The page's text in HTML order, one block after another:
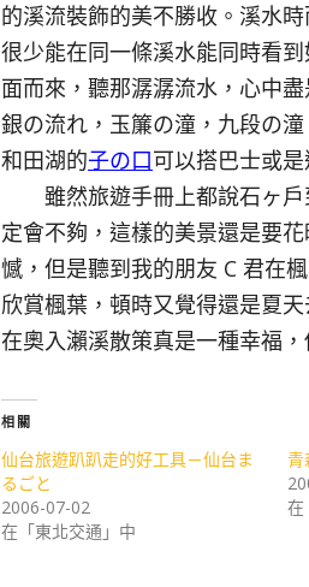
的溪流裝飾的美不勝收。溪水
很少能在同一條溪水能同時看
面而來，聽那潺潺流水，心中
銀の流れ，玉簾の潼，九段の
和田湖的子の口可以搭巴士或
雖然旅遊手冊上都說石ヶ戶
定會不夠，這樣的美景還是要
憾，但是聽到我的朋友 C 君在
欣賞楓葉，頓時又覺得還是夏
在奧入瀨溪散策真是一種幸福
相關
仙台旅遊趴趴走的好工具－仙台ま
るごと
2006-07-02
在「東北交通」中
青
在